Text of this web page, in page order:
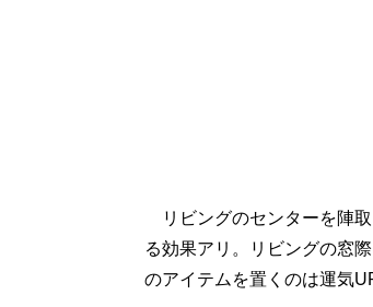
リビングのセンターを陣
る効果アリ。リビングの窓
のアイテムを置くのは運気